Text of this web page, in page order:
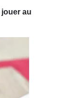
jouer au